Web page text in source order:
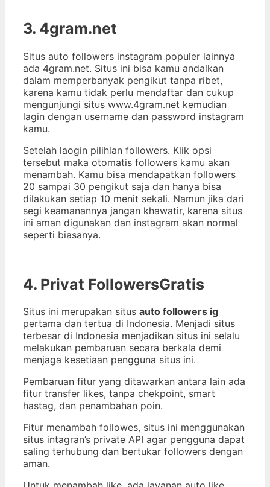
3. 4gram.net
Situs auto followers instagram populer lainnya
ada 4gram.net. Situs ini bisa kamu andalkan
dalam memperbanyak pengikut tanpa ribet,
karena kamu tidak perlu mendaftar dan cukup
mengunjungi situs www.4gram.net kemudian
lagin dengan username dan password instagram
kamu.
Setelah laogin pilihlan followers. Klik opsi
tersebut maka otomatis followers kamu akan
menambah. Kamu bisa mendapatkan followers
20 sampai 30 pengikut saja dan hanya bisa
dilakukan setiap 10 menit sekali. Namun jika dari
segi keamanannya jangan khawatir, karena situs
ini aman digunakan dan instagram akan normal
seperti biasanya.
4. Privat FollowersGratis
Situs ini merupakan situs auto followers ig
pertama dan tertua di Indonesia. Menjadi situs
terbesar di Indonesia menjadikan situs ini selalu
melakukan pembaruan secara berkala demi
menjaga kesetiaan pengguna situs ini.
Pembaruan fitur yang ditawarkan antara lain ada
fitur transfer likes, tanpa chekpoint, smart
hastag, dan penambahan poin.
Fitur menambah followes, situs ini menggunakan
situs intagran’s private API agar pengguna dapat
saling terhubung dan bertukar followers dengan
aman.